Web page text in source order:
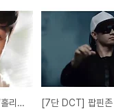
Holika 변요한 홀리카 /홀리는 광고 영상